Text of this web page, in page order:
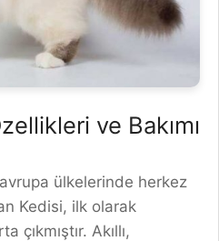
ve Bakımı
ülkelerinde herkez
Kedisi, ilk olarak
çıkmıştır. Akıllı,